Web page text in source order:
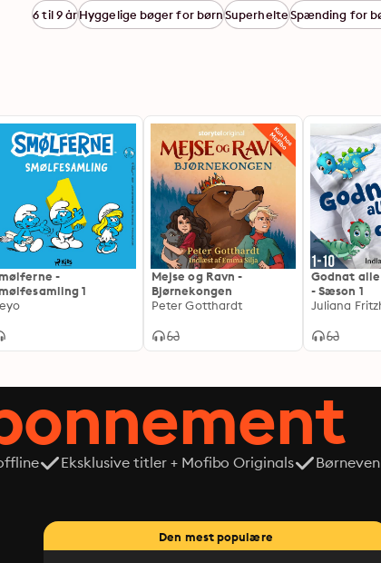
6 til 9 årHyggelige bøger for børnSuperhelteSpænding for
-
1
Mejse og Ravn -
Bjørnekongen
Peter Gotthardt
Godnat
- Sæson 1
Juliana
Eksklusive titler + Mofibo Originals
Den mest populære